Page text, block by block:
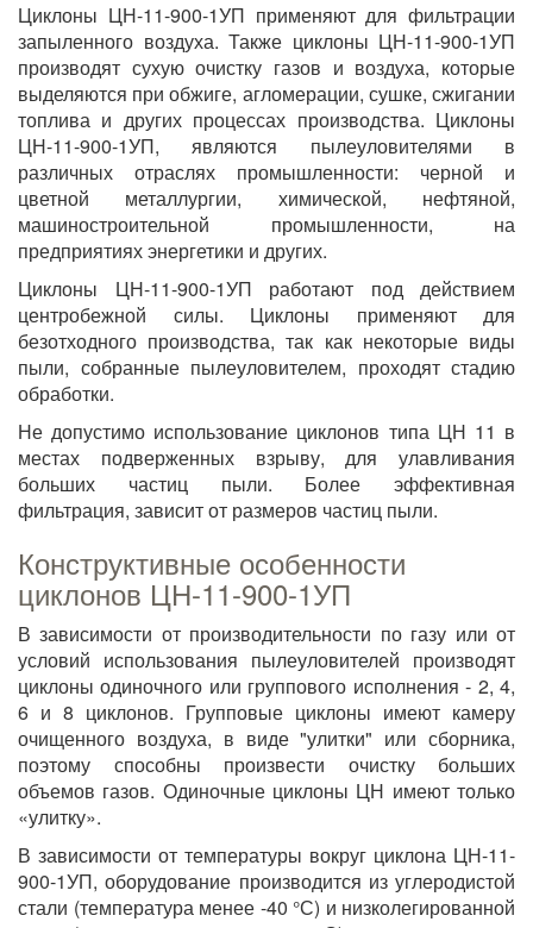
Циклоны ЦН-11-900-1УП применяют для фильтрации
запыленного воздуха. Также циклоны ЦН-11-900-1УП
производят сухую очистку газов и воздуха, которые
выделяются при обжиге, агломерации, сушке, сжигании
топлива и других процессах производства. Циклоны
ЦН-11-900-1УП, являются пылеуловителями в
различных отраслях промышленности: черной и
цветной металлургии, химической, нефтяной,
машиностроительной промышленности, на
предприятиях энергетики и других.
Циклоны ЦН-11-900-1УП работают под действием
центробежной силы. Циклоны применяют для
безотходного производства, так как некоторые виды
пыли, собранные пылеуловителем, проходят стадию
обработки.
Не допустимо использование циклонов типа ЦН 11 в
местах подверженных взрыву, для улавливания
больших частиц пыли. Более эффективная
фильтрация, зависит от размеров частиц пыли.
Конструктивные особенности
циклонов ЦН-11-900-1УП
В зависимости от производительности по газу или от
условий использования пылеуловителей производят
циклоны одиночного или группового исполнения - 2, 4,
6 и 8 циклонов. Групповые циклоны имеют камеру
очищенного воздуха, в виде "улитки" или сборника,
поэтому способны произвести очистку больших
объемов газов. Одиночные циклоны ЦН имеют только
«улитку».
В зависимости от температуры вокруг циклона ЦН-11-
900-1УП, оборудование производится из углеродистой
стали (температура менее -40 °С) и низколегированной